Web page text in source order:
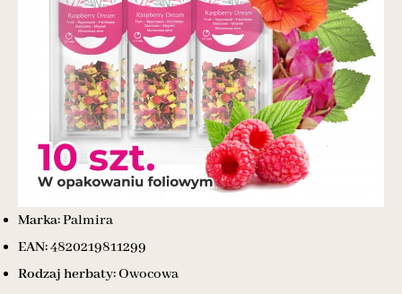
Marka:Palmira
EAN:4820219811299
Rodzaj herbaty:Owocowa